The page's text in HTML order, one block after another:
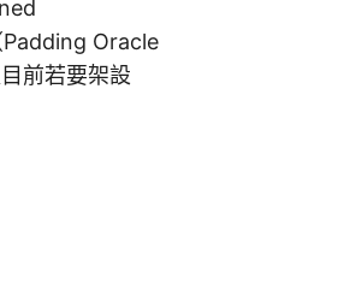
Padding Oracle
前若要架設